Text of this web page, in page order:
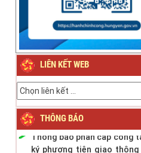
LIÊN KẾT WEB
THÔNG BÁO
Thông báo về việc nghỉ Tết
đán Bính Ngọ năm 2026
Thông báo về việc nghỉ Tết
đán Giáp Thìn năm 2024
Thông báo Lịch nghỉ Lễ
ngày 2/9/2023
Thông báo phân cấp công
ký phương tiện giao
đường bộ